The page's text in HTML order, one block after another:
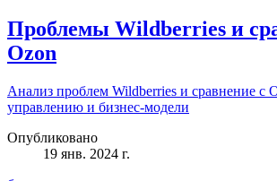
Проблемы Wildberries и
Ozon
Анализ проблем Wildberries и сравнение с
управлению и бизнес-модели
Опубликовано
19 янв. 2024 г.